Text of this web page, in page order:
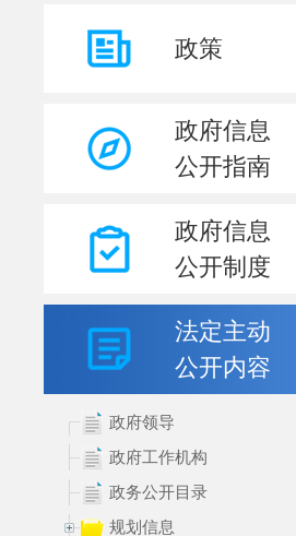
政策
政府信息
公开指南
政府信息
公开制度
法定主动
公开内容
政府领导
政府工作机构
政务公开目录
规划信息